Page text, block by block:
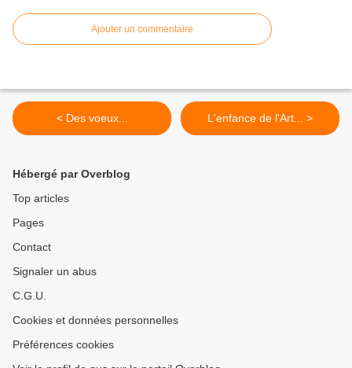
Ajouter un commentaire
< Des voeux... L'enfance de l'Art... >
Hébergé par Overblog
Top articles
Pages
Contact
Signaler un abus
C.G.U.
Cookies et données personnelles
Préférences cookies